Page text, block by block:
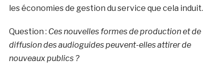
les économies de gestion du service que cela induit.
Question : Ces nouvelles formes de production et de
diffusion des audioguides peuvent-elles attirer de
nouveaux publics ?